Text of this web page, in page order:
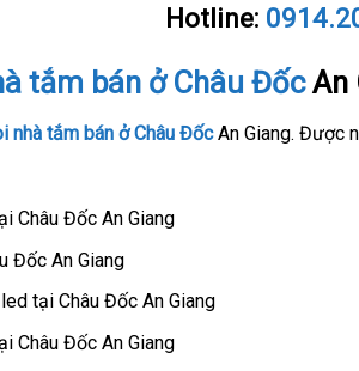
Hotline:
tắm bán ở Châu ĐốcAn
nhà tắm bán ở Châu ĐốcAn Giang. Được
Châu Đốc An Giang
Đốc An Giang
tại Châu Đốc An Giang
Châu Đốc An Giang